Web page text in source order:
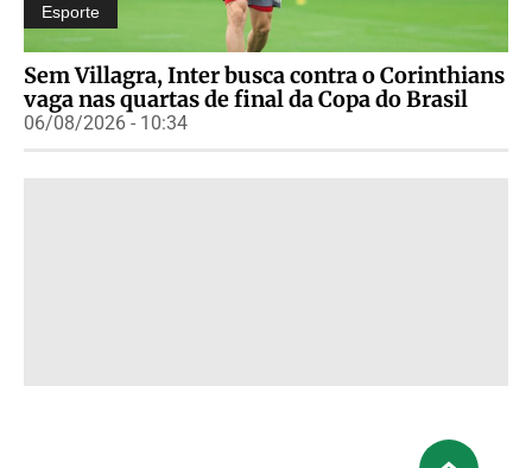
Esporte
Sem Villagra, Inter busca contra o Corinthians
vaga nas quartas de final da Copa do Brasil
06/08/2026 - 10:34